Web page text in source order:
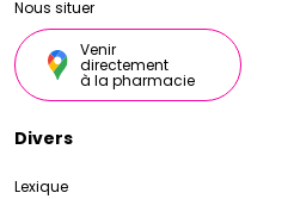
Nous situer
Venir
directement
à la pharmacie
Divers
Lexique